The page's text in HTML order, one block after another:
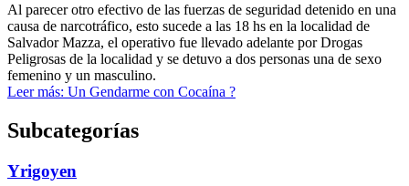
Al parecer otro efectivo de las fuerzas de seguridad detenido en una
causa de narcotráfico, esto sucede a las 18 hs en la localidad de
Salvador Mazza, el operativo fue llevado adelante por Drogas
Peligrosas de la localidad y se detuvo a dos personas una de sexo
femenino y un masculino.
Leer más: Un Gendarme con Cocaína ?
Subcategorías
Yrigoyen